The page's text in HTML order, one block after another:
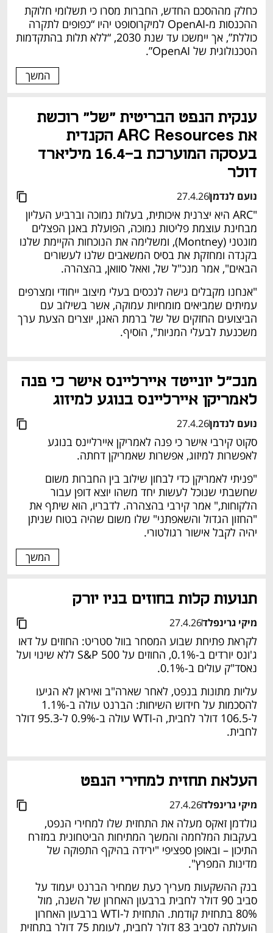
כחלק מההסכם החדש, החברות מסרו כי תשלומי חלוקת
כוללת”, אך יימשכו עד שנת 2030, “ללא תלות בהתקדמות
הטכנולוגית של OpenAI”.
המשך
ענקית הנפט הבריטית "של" רוכשת
את ARC Resources הקנדית
דולר
נועם לנדמן27.4.26
"ARC היא יצרנית איכותית, בעלות נמוכה וברביע העליון
הבאים", אמר מנכ"ל של, ואאל סוואן, בהצהרה.
הביצועים החזקים של של ברמת האגן, יוצרים הצעת ערך
משכנעת לבעלי המניות", הוסיף.
מנכ"ל יונייטד איירליינס אישר כי פנה
לאמריקן איירליינס בנוגע למיזוג
נועם לנדמן27.4.26
סקוט קירבי אישר כי פנה לאמריקן איירליינס בנוגע
לאפשרות למיזוג, אפשרות שאמריקן דחתה.
שחשבתי שנוכל לעשות יחד משהו יוצא דופן עבור
הלקוחות," אמר קירבי בהצהרה. לדבריו, הוא שיתף את
"החזון הגדול והשאפתני" שלו משום שהיה בטוח שניתן
יהיה לקבל אישור רגולטורי.
המשך
תנועות קלות בחוזים בניו יורק
מיקי גרינפלד27.4.26
ג'ונס יורדים ב-0.1%, החוזים על S&P 500 ללא שינוי ועל
נאסד"ק עולים ב-0.1%.
ל-106.5 דולר לחבית, ה-WTI עולה ב-0.9% ל-95.3 דולר
לחבית.
העלאת תחזית למחירי הנפט
מיקי גרינפלד27.4.26
התיכון – ובאופן ספציפי "ירידה בהיקף התפוקה של
מדינות המפרץ".
בנק ההשקעות מעריך כעת שמחיר הברנט יעמוד על
סביב 90 דולר לחבית ברבעון האחרון של השנה, מול
80% בתחזית קודמת. התחזית ל-WTI ברבעון האחרון
הועלתה לסביב 83 דולר לחבית, לעומת 75 דולר בתחזית